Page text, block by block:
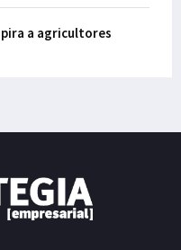
a agricultores